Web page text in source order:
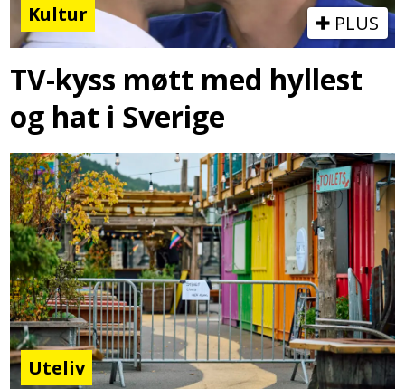
Kultur PLUS
TV-kyss møtt med hyllest
og hat i Sverige
Uteliv